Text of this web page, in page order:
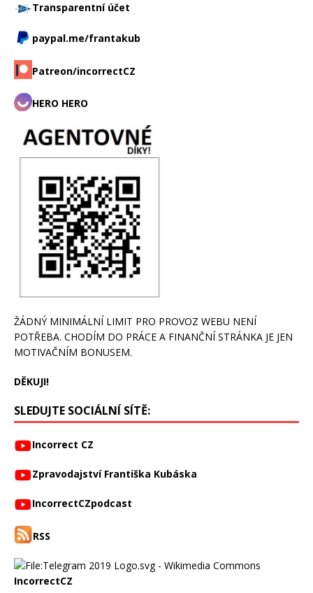
Transparentní účet
paypal.me/frantakub
Patreon/incorrectCZ
HERO HERO
ŽÁDNÝ MINIMÁLNÍ LIMIT PRO PROVOZ WEBU NENÍ
POTŘEBA. CHODÍM DO PRÁCE A FINANČNÍ STRÁNKA JE JEN
MOTIVAČNÍM BONUSEM.
DĚKUJI!
SLEDUJTE SOCIÁLNÍ SÍTĚ:
Incorrect CZ
Zpravodajství Františka Kubáska
IncorrectCZpodcast
RSS
IncorrectCZ